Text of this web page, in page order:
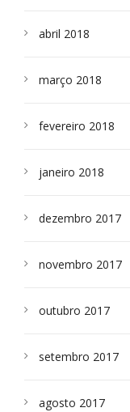
abril 2018
março 2018
fevereiro 2018
janeiro 2018
dezembro 2017
novembro 2017
outubro 2017
setembro 2017
agosto 2017